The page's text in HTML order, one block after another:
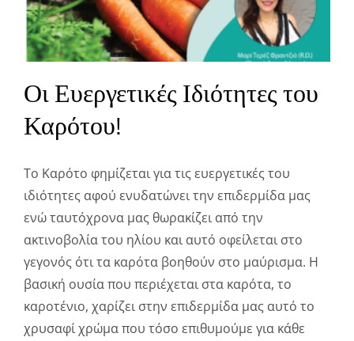
Οι Ευεργετικές Ιδιότητες του
Καρότου!
Το Καρότο φημίζεται για τις ευεργετικές του
ιδιότητες αφού ενυδατώνει την επιδερμίδα μας
ενώ ταυτόχρονα μας θωρακίζει από την
ακτινοβολία του ηλίου και αυτό οφείλεται στο
γεγονός ότι τα καρότα βοηθούν στο μαύρισμα. Η
βασική ουσία που περιέχεται στα καρότα, το
καροτένιο, χαρίζει στην επιδερμίδα μας αυτό το
χρυσαφί χρώμα που τόσο επιθυμούμε για κάθε